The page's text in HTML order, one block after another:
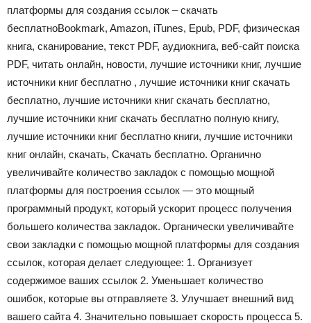
платформы для создания ссылок – скачать
бесплатноBookmark, Amazon, iTunes, Epub, PDF, физическая
книга, сканирование, текст PDF, аудиокнига, веб-сайт поиска
PDF, читать онлайн, новости, лучшие источники книг, лучшие
источники книг бесплатно , лучшие источники книг скачать
бесплатно, лучшие источники книг скачать бесплатно,
лучшие источники книг скачать бесплатно полную книгу,
лучшие источники книг бесплатно книги, лучшие источники
книг онлайн, скачать, Скачать бесплатно. Органично
увеличивайте количество закладок с помощью мощной
платформы для построения ссылок — это мощный
программный продукт, который ускорит процесс получения
большего количества закладок. Органически увеличивайте
свои закладки с помощью мощной платформы для создания
ссылок, которая делает следующее: 1. Организует
содержимое ваших ссылок 2. Уменьшает количество
ошибок, которые вы отправляете 3. Улучшает внешний вид
вашего сайта 4. Значительно повышает скорость процесса 5.